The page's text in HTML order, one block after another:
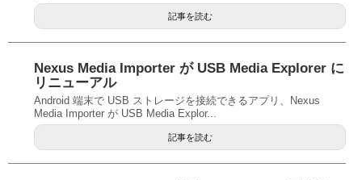
記事を読む
Nexus Media Importer が USB Media Explorer に
リニューアル
Android 端末で USB ストレージを接続できるアプリ、Nexus
Media Importer が USB Media Explor...
記事を読む